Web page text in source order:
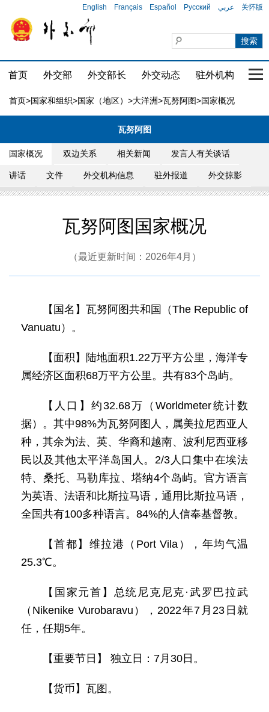
English Français Español Русский عربي 关怀版
首页 外交部 外交部长 外交动态 驻外机构 国
首页>国家和组织>国家（地区） >大洋洲>瓦努阿图>国家概况
瓦努阿图
国家概况 双边关系 相关新闻 发言人有关谈话
讲话 文件 外交机构信息 驻外报道 外交掠影
瓦努阿图国家概况
（最近更新时间：2026年4月）
【国名】瓦努阿图共和国（The Republic of
Vanuatu）。
【面积】陆地面积1.22万平方公里，海洋专
属经济区面积68万平方公里。共有83个岛屿。
【人口】约32.68万（Worldmeter统计数
据）。其中98%为瓦努阿图人，属美拉尼西亚人
种，其余为法、英、华裔和越南、波利尼西亚移
民以及其他太平洋岛国人。2/3人口集中在埃法
特、桑托、马勒库拉、塔纳4个岛屿。官方语言
为英语、法语和比斯拉马语，通用比斯拉马语，
全国共有100多种语言。84%的人信奉基督教。
【首都】维拉港（Port Vila），年均气温
25.3℃。
【国家元首】总统尼克尼克·武罗巴拉武
（Nikenike Vurobaravu），2022年7月23日就
任，任期5年。
【重要节日】 独立日：7月30日。
【货币】瓦图。